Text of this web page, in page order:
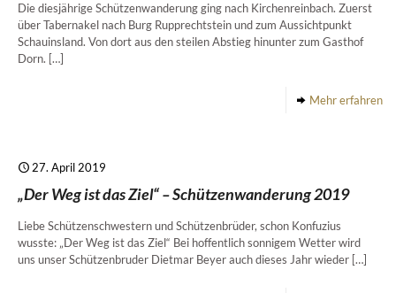
Die diesjährige Schützenwanderung ging nach Kirchenreinbach. Zuerst
über Tabernakel nach Burg Rupprechtstein und zum Aussichtpunkt
Schauinsland. Von dort aus den steilen Abstieg hinunter zum Gasthof
Dorn. […]
Mehr erfahren
27. April 2019
„Der Weg ist das Ziel“ – Schützenwanderung 2019
Liebe Schützenschwestern und Schützenbrüder, schon Konfuzius
wusste: „Der Weg ist das Ziel“ Bei hoffentlich sonnigem Wetter wird
uns unser Schützenbruder Dietmar Beyer auch dieses Jahr wieder […]